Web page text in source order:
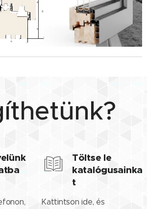
Töltse le
katalógusainka
t
Kattintson ide, és